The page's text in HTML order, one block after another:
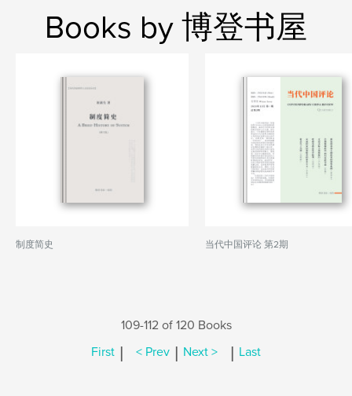
Books by 博登书屋
制度简史 当代中国评论 第2期
109-112 of 120 Books
First | < Prev | Next > | Last